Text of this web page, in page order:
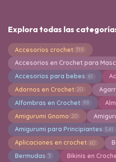
Explora todas las
Accesorios crochet 319
Accesorios en Crochet para
Accesorios para bebes 61
Adornos en Crochet 20
Alfombras en Crochet 99
Amigurumi Gnomo 20
Amigurumi para Principiantes 541
Aplicaciones en crochet 60
Bermudas 3 Bikinis en